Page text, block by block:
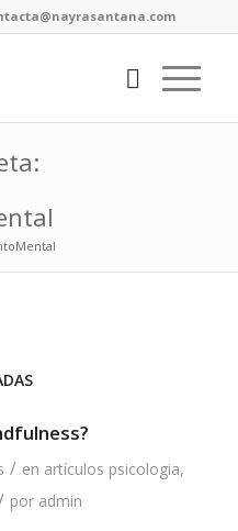
/ en artículos psicologia,
por admin